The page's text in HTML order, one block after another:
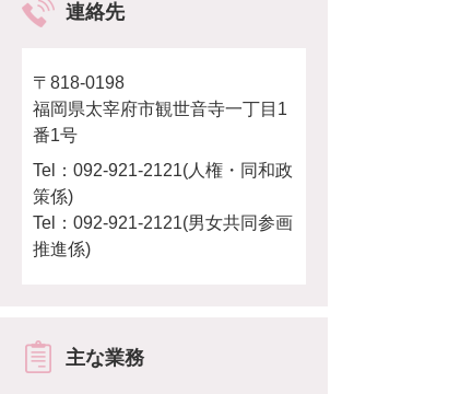
連絡先
〒818-0198
福岡県太宰府市観世音寺一丁目1
番1号
Tel：092-921-2121 人権・同和政
策係
Tel：092-921-2121 男女共同参画
推進係
主な業務